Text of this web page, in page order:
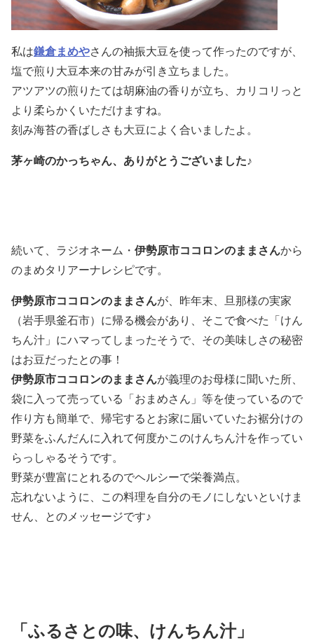
私は鎌倉まめやさんの袖振大豆を使って作ったのですが、
塩で煎り大豆本来の甘みが引き立ちました。
アツアツの煎りたては胡麻油の香りが立ち、カリコリっと
より柔らかくいただけますね。
刻み海苔の香ばしさも大豆によく合いましたよ。
茅ヶ崎のかっちゃん、ありがとうございました♪
続いて、ラジオネーム・ 伊勢原市ココロンのままさんから
のまめタリアーナレシピです。
伊勢原市ココロンのままさんが、昨年末、旦那様の実家
（岩手県釜石市）に帰る機会があり、そこで食べた「けん
ちん汁」にハマってしまったそうで、その美味しさの秘密
はお豆だったとの事！
伊勢原市ココロンのままさんが義理のお母様に聞いた所、
袋に入って売っている「おまめさん」等を使っているので
作り方も簡単で、帰宅するとお家に届いていたお裾分けの
野菜をふんだんに入れて何度かこのけんちん汁を作ってい
らっしゃるそうです。
野菜が豊富にとれるのでヘルシーで栄養満点。
忘れないように、この料理を自分のモノにしないといけま
せん、とのメッセージです♪
「ふるさとの味、けんちん汁」